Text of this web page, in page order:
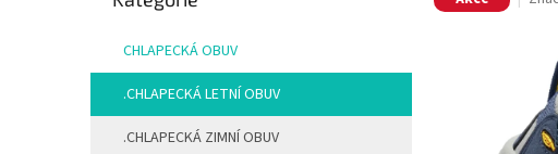
n
CHLAPECKÁ OBUV
.CHLAPECKÁ LETNÍ OBUV
.CHLAPECKÁ ZIMNÍ OBUV